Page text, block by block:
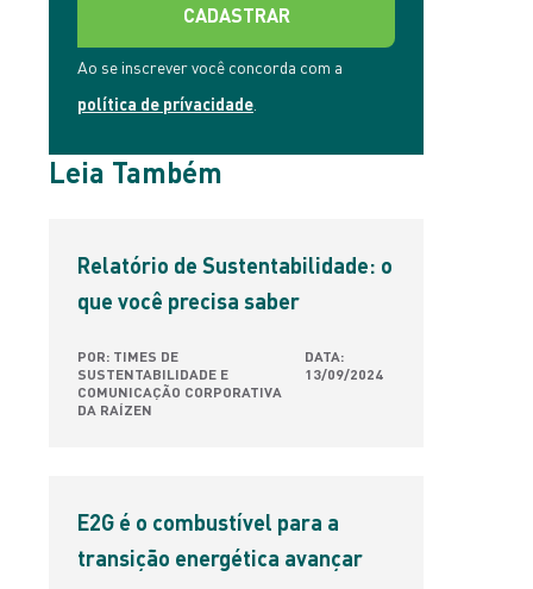
CADASTRAR
Ao se inscrever você concorda com a
política de prívacidade
Leia Também
Relatório de Sustentabilidade: o
que você precisa saber
POR: TIMES DE
SUSTENTABILIDADE E
COMUNICAÇÃO CORPORATIVA
DA RAÍZEN
DATA:
13/09/2024
E2G é o combustível para a
transição energética avançar